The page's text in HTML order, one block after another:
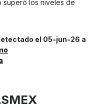
superó los niveles de
el 05-jun-26 a